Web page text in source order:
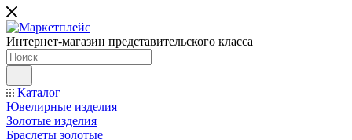
Интернет-магазин представительского класса
Каталог
Ювелирные изделия
Золотые изделия
Браслеты золотые